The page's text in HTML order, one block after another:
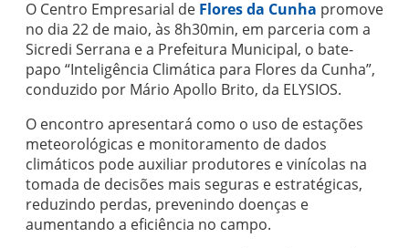
O Centro Empresarial de Flores da Cunha promove
no dia 22 de maio, às 8h30min, em parceria com a
Sicredi Serrana e a Prefeitura Municipal, o bate-
papo “Inteligência Climática para Flores da Cunha”,
conduzido por Mário Apollo Brito, da ELYSIOS.
O encontro apresentará como o uso de estações
meteorológicas e monitoramento de dados
climáticos pode auxiliar produtores e vinícolas na
tomada de decisões mais seguras e estratégicas,
reduzindo perdas, prevenindo doenças e
aumentando a eficiência no campo.